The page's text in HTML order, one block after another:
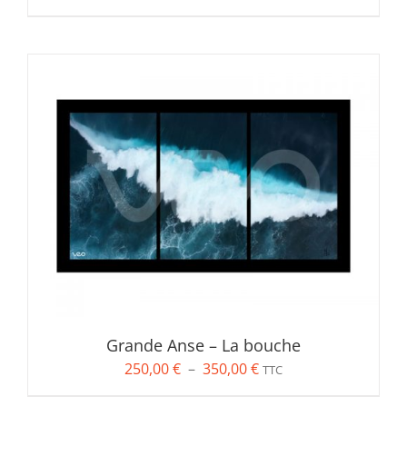
Grande Anse – La bouche
250,00€ – 350,00€Plage
TTC